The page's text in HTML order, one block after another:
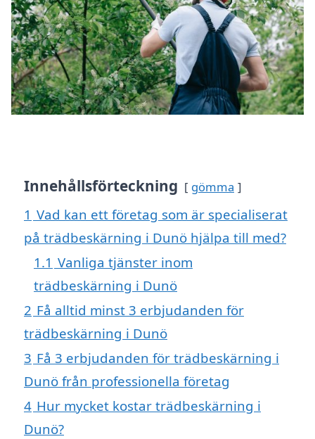
Innehållsförteckning gömma
1 Vad kan ett företag som är specialiserat
på trädbeskärning i Dunö hjälpa till med?
1.1 Vanliga tjänster inom
trädbeskärning i Dunö
2 Få alltid minst 3 erbjudanden för
trädbeskärning i Dunö
3 Få 3 erbjudanden för trädbeskärning i
Dunö från professionella företag
4 Hur mycket kostar trädbeskärning i
Dunö?